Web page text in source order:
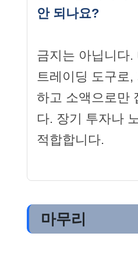
안 되나요?
금지는 아닙니다.
트레이딩 도구로,
하고 소액으로만
다. 장기 투자나
적합합니다.
마무리